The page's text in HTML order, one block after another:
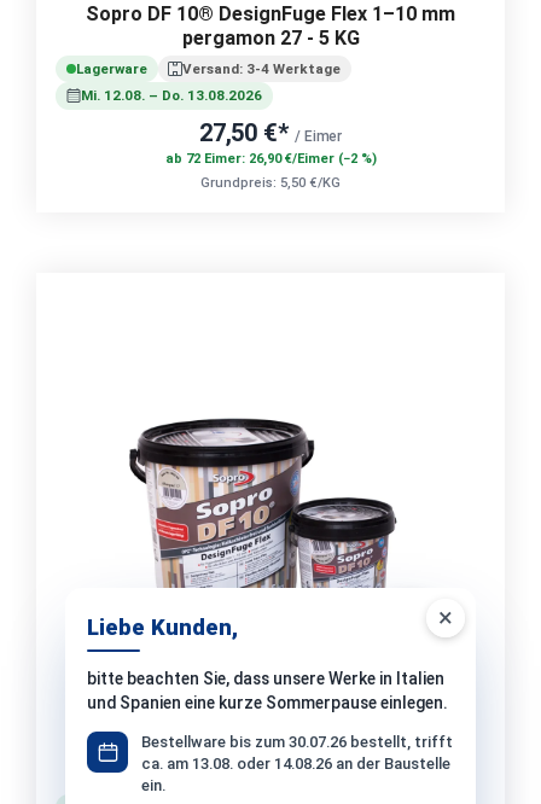
×
Liebe Kunden,
bitte beachten Sie, dass unsere Werke in Italien
und Spanien eine kurze Sommerpause einlegen.
Bestellware bis zum 30.07.26 bestellt, trifft
ca. am 13.08. oder 14.08.26 an der Baustelle
ein.
Sopro DF 10® DesignFuge Flex 1–10 mm
pergamon 27 - 5 KG
Lagerware
Versand: 3-4 Werktage
Mi. 12.08. – Do. 13.08.2026
27,50 €* / Eimer
ab 72 Eimer: 26,90 €/Eimer (−2 %)
Grundpreis: 5,50 €/KG
Sopro DF 10® DesignFuge Flex 1–10 mm
sandgrau 18 - 5 KG